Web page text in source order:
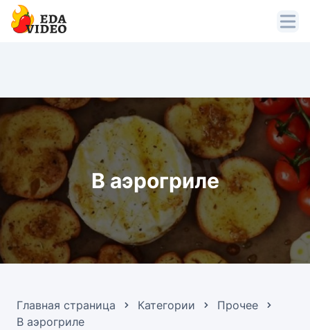
В аэрогриле
Главная страница Категории
Прочее
В аэрогриле